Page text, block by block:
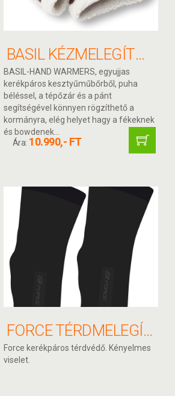
BASIL KÉZMELEGÍTŐ EGYUJJAS BARNA/ FEHÉR
BASIL-HAND WARMERS, egyujjas
kerékpáros kesztyűműbőrből, puha
béléssel, a tépőzár és a pánt
segítségével könnyen rögzíthető a
kormányra, elég helyet hagy a fékeknek
és bowdenek...
Ára: 10.990,- FT
FORCE TÉRDMELEGÍTŐ BREEZE
Force kerékpáros térdvédő. Kényelmes
viselet.